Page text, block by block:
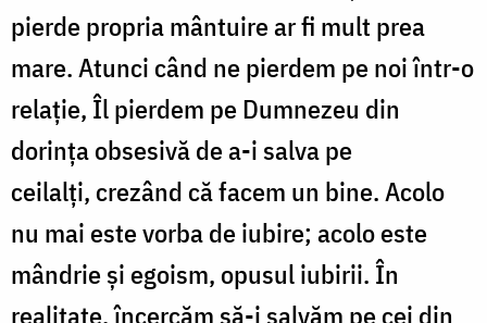
pierde propria mântuire ar fi mult prea
mare. Atunci când ne pierdem pe noi într-o
relație, Îl pierdem pe Dumnezeu din
dorința obsesivă de a-i salva pe
ceilalți, crezând că facem un bine. Acolo
nu mai este vorba de iubire; acolo este
mândrie și egoism, opusul iubirii. În
realitate, încercăm să-i salvăm pe cei din